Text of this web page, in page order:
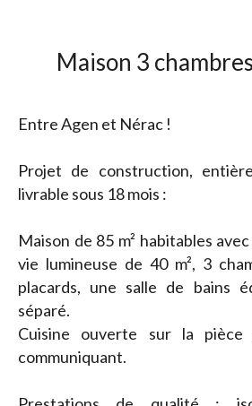
Maison 3
Entre Agen et Nérac !
Projet de construction,
livrable sous 18 mois :
Maison de 85 m² habitables
vie lumineuse de 40 m², 3
placards, une salle de bains
séparé.
Cuisine ouverte sur la
communiquant.